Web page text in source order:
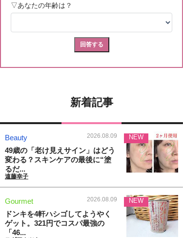
新着記事
Beauty 2026.08.09
49歳の「老け見えサイン」はどう
変わる？スキンケアの最後に“塗
るだ...
遠藤幸子
NEW
Gourmet 2026.08.09
ドンキを4軒ハシゴしてようやく
ゲット。321円でコスパ最強の
「46...
NEW